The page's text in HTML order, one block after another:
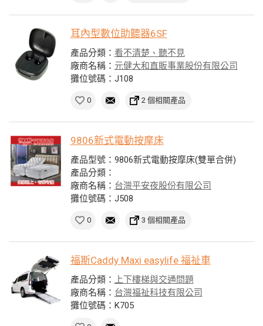
耳內型數位助聽器6SF
產品分類： 看不清楚、聽不見
廠商名稱： 元健大和直販事業股份有限公司
攤位號碼：J108
0 2 個相關產品
9806新式電動按摩床
產品型號：9806新式電動按摩床(雙單合併)
產品分類：
廠商名稱： 台灣平安夜股份有限公司
攤位號碼：J508
0 3 個相關產品
福斯Caddy Maxi easylife 福祉車
產品分類：
上下樓梯與交通問題
廠商名稱： 台灣福祉科技有限公司
攤位號碼：K705